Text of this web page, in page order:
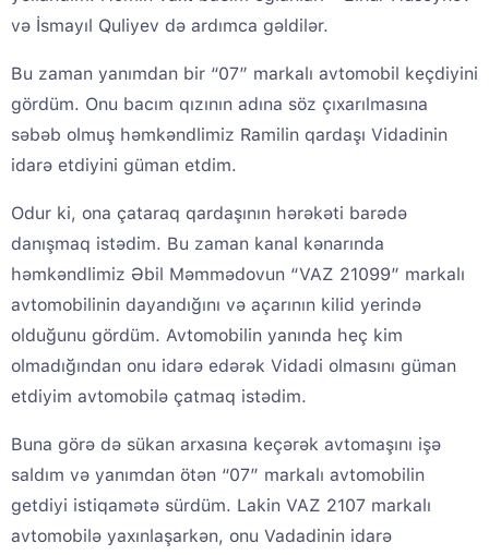
və İsmayıl Quliyev də ardımca gəldilər.
Bu zaman yanımdan bir “07” markalı avtomobil keçdiyini
gördüm. Onu bacım qızının adına söz çıxarılmasına
səbəb olmuş həmkəndlimiz Ramilin qardaşı Vidadinin
idarə etdiyini güman etdim.
Odur ki, ona çataraq qardaşının hərəkəti barədə
danışmaq istədim. Bu zaman kanal kənarında
həmkəndlimiz Əbil Məmmədovun “VAZ 21099” markalı
avtomobilinin dayandığını və açarının kilid yerində
olduğunu gördüm. Avtomobilin yanında heç kim
olmadığından onu idarə edərək Vidadi olmasını güman
etdiyim avtomobilə çatmaq istədim.
Buna görə də sükan arxasına keçərək avtomaşını işə
saldım və yanımdan ötən “07” markalı avtomobilin
getdiyi istiqamətə sürdüm. Lakin VAZ 2107 markalı
avtomobilə yaxınlaşarkən, onu Vadadinin idarə